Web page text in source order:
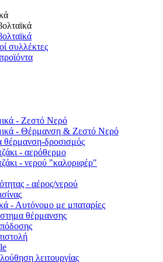
συλλέκτες
- Ζεστό Νερό
- Θέρμανση & Ζεστό Νερό
θέρμανση-δροσισμός
- αερόθερμο
- νερού "καλοριφέρ"
- αέρος/νερού
- Αυτόνομο με μπαταρίες
θέρμανσης
λειτουργίας